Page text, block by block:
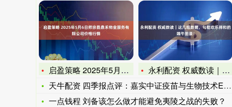
启盈策略 2025年5月6日师宗县鼎禾物业服务有限公司价格行
永利配资 权威数读｜这几组数据，勾勒欢乐祥和的端午图景！
天牛配资 四季报点评：嘉实中证疫苗与生物技术ETF基金季度涨
一点钱程 刘备该怎么做才能避免夷陵之战的失败？